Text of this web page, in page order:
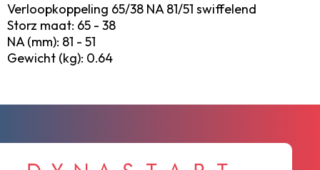
Verloopkoppeling 65/38 NA 81/51 swiffelend
Storz maat: 65 - 38
NA (mm): 81 - 51
Gewicht (kg): 0.64